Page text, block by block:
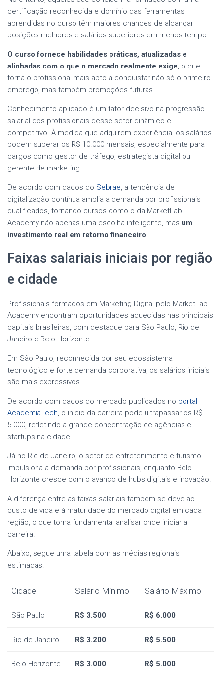
certificação reconhecida e domínio das ferramentas
aprendidas no curso têm maiores chances de alcançar
posições melhores e salários superiores em menos tempo.
O curso fornece habilidades práticas, atualizadas e
alinhadas com o que o mercado realmente exige, o que
torna o profissional mais apto a conquistar não só o primeiro
emprego, mas também promoções futuras.
Conhecimento aplicado é um fator decisivo na progressão
salarial dos profissionais desse setor dinâmico e
competitivo. À medida que adquirem experiência, os salários
podem superar os R$ 10.000 mensais, especialmente para
cargos como gestor de tráfego, estrategista digital ou
gerente de marketing.
De acordo com dados do Sebrae, a tendência de
digitalização contínua amplia a demanda por profissionais
qualificados, tornando cursos como o da MarketLab
Academy não apenas uma escolha inteligente, mas um
investimento real em retorno financeiro
Faixas salariais iniciais por região
e cidade
Profissionais formados em Marketing Digital pelo MarketLab
Academy encontram oportunidades aquecidas nas principais
capitais brasileiras, com destaque para São Paulo, Rio de
Janeiro e Belo Horizonte.
Em São Paulo, reconhecida por seu ecossistema
tecnológico e forte demanda corporativa, os salários iniciais
são mais expressivos.
De acordo com dados do mercado publicados no portal
AcademiaTech, o início da carreira pode ultrapassar os R$
5.000, refletindo a grande concentração de agências e
startups na cidade.
Já no Rio de Janeiro, o setor de entretenimento e turismo
impulsiona a demanda por profissionais, enquanto Belo
Horizonte cresce com o avanço de hubs digitais e inovação.
A diferença entre as faixas salariais também se deve ao
custo de vida e à maturidade do mercado digital em cada
região, o que torna fundamental analisar onde iniciar a
carreira.
Abaixo, segue uma tabela com as médias regionais
estimadas:
Cidade Salário Mínimo Salário Máximo
São Paulo R$ 3.500 R$ 6.000
Rio de Janeiro R$ 3.200 R$ 5.500
Belo Horizonte R$ 3.000 R$ 5.000